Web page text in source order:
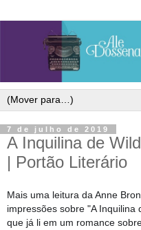
7 de julho de 2019
A Inquilina de
| Portão Literário
Mais uma leitura da Anne
impressões sobre "A Inquilina
que já li em um romance